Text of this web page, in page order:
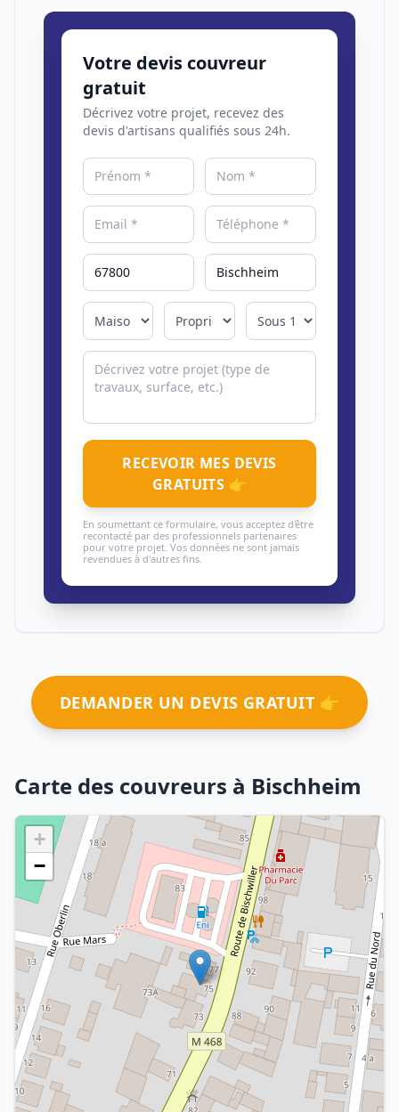
Votre devis couvreur
gratuit
Décrivez votre projet, recevez des
devis d'artisans qualifiés sous 24h.
RECEVOIR MES DEVIS
GRATUITS 👉
En soumettant ce formulaire, vous acceptez d'être
recontacté par des professionnels partenaires
pour votre projet. Vos données ne sont jamais
revendues à d'autres fins.
DEMANDER UN DEVIS GRATUIT 👉
Carte des couvreurs à Bischheim
+
−